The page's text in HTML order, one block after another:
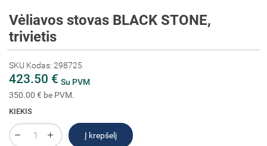
Vėliavos stovas BLACK STONE,
trivietis
SKU Kodas: 298725
423.50 € Su PVM
350.00 € be PVM.
KIEKIS
Į krepšelį